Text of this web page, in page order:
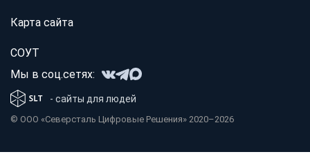
Карта сайта
СОУТ
Мы в соц.сетях:
- сайты для людей
© OOO «Северсталь Цифровые Решения» 2020–2026